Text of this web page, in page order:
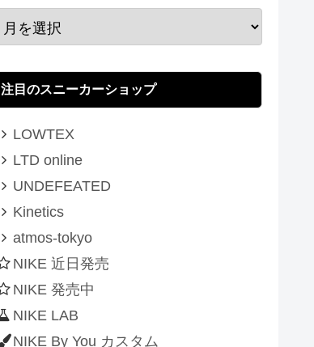
注目のスニーカーショップ
LOWTEX
LTD online
UNDEFEATED
Kinetics
atmos-tokyo
NIKE 近日発売
NIKE 発売中
NIKE LAB
NIKE By You カスタム